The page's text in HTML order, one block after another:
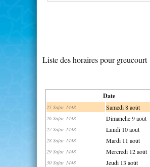
Liste des horaires pour greucourt
Date
25 Safar 1448 Samedi 8 août
26 Safar 1448 Dimanche 9 août
27 Safar 1448 Lundi 10 août
28 Safar 1448 Mardi 11 août
29 Safar 1448 Mercredi 12 août
30 Safar 1448 Jeudi 13 août